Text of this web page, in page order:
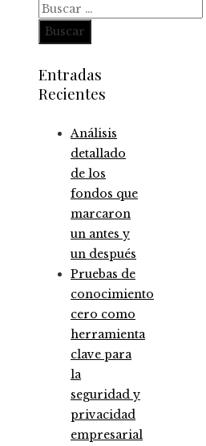
Buscar:
Entradas
Recientes
Análisis
detallado
de los
fondos que
marcaron
un antes y
un después
Pruebas de
conocimiento
cero como
herramienta
clave para
la
seguridad y
privacidad
empresarial